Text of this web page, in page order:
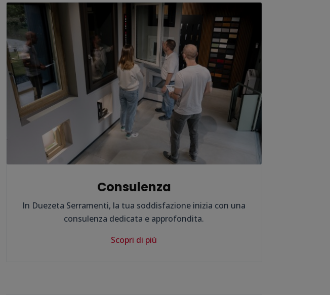
Consulenza
In Duezeta Serramenti, la tua soddisfazione inizia con una
consulenza dedicata e approfondita.